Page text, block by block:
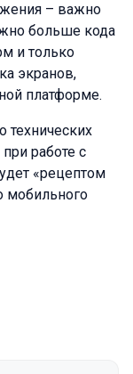
– важно
больше кода
и только
экранов,
платформе.
технических
работе с
«рецептом
мобильного